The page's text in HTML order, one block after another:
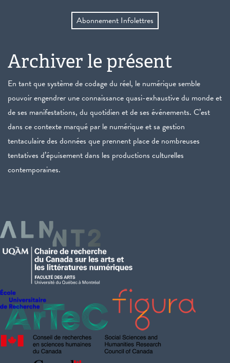
Abonnement Infolettres
Archiver le présent
En tant que système de codage du réel, le numérique semble
pouvoir engendrer une connaissance quasi-exhaustive du monde et
de ses manifestations, du quotidien et de ses événements. C’est
dans ce contexte marqué par le numérique et sa gestion
tentaculaire des données que prennent place de nombreuses
tentatives d’épuisement dans les productions culturelles
contemporaines.